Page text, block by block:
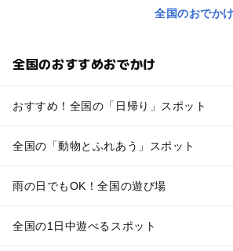
全国のおでか
全国のおすすめおでかけ
おすすめ！全国の「日帰り」スポット
全国の「動物とふれあう」スポット
雨の日でもOK！全国の遊び場
全国の1日中遊べるスポット